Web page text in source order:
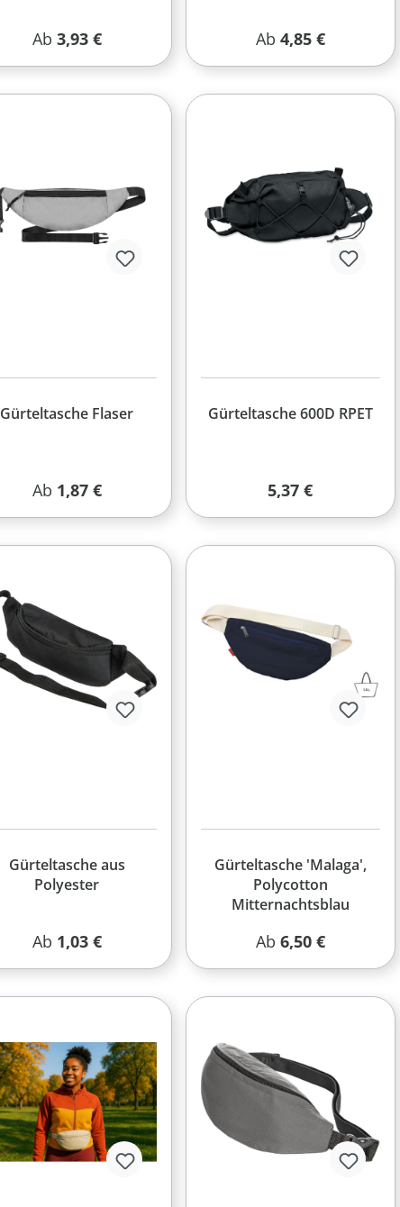
Regulärer Preis:
Ab 3,93 € Regulärer Preis:
Ab 4,85 €
Gürteltasche Flaser
Regulärer Preis:
Ab 1,87 €
Gürteltasche 600D RPET
Regulärer Preis:
5,37 €
Gürteltasche aus
Polyester
Regulärer Preis:
Ab 1,03 €
Gürteltasche 'Malaga',
Polycotton
Mitternachtsblau
Regulärer Preis:
Ab 6,50 €